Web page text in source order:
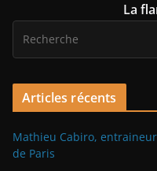
La
Articles récents
Mathieu Cabiro,
de Paris